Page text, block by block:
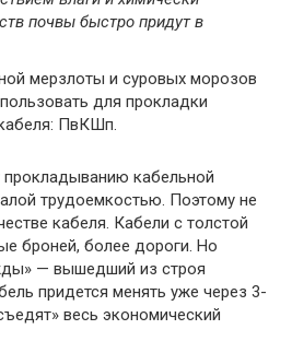
почвы быстро придут в
мерзлоты и суровых морозов
для прокладки
ПвКШп.
кабельной
трудоемкостью. Поэтому не
кабеля. Кабели с толстой
броней, более дороги. Но
— вышедший из строя
придется менять уже через 3-
весь экономический